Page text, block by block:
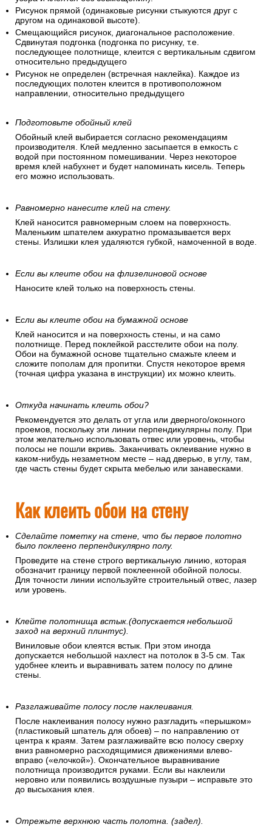
Рисунок прямой (одинаковые рисунки стыкуются друг с
другом на одинаковой высоте).
Смещающийся рисунок, диагональное расположение.
Сдвинутая подгонка (подгонка по рисунку, т.е.
последующее полотнище, клеится с вертикальным сдвигом
относительно предыдущего
Рисунок не определен (встречная наклейка). Каждое из
последующих полотен клеится в противоположном
направлении, относительно предыдущего
Подготовьте обойный клей
Обойный клей выбирается согласно рекомендациям
производителя. Клей медленно засыпается в емкость с
водой при постоянном помешивании. Через некоторое
время клей набухнет и будет напоминать кисель. Теперь
его можно использовать.
Равномерно нанесите клей на стену.
Клей наносится равномерным слоем на поверхность.
Маленьким шпателем аккуратно промазывается верх
стены. Излишки клея удаляются губкой, намоченной в воде.
Если вы клеите обои на флизелиновой основе
Наносите клей только на поверхность стены.
Если вы клеите обои на бумажной основе
Клей наносится и на поверхность стены, и на само
полотнище. Перед поклейкой расстелите обои на полу.
Обои на бумажной основе тщательно смажьте клеем и
сложите пополам для пропитки. Спустя некоторое время
(точная цифра указана в инструкции) их можно клеить.
Откуда начинать клеить обои?
Рекомендуется это делать от угла или дверного/оконного
проемов, поскольку эти линии перпендикулярны полу. При
этом желательно использовать отвес или уровень, чтобы
полосы не пошли вкривь. Заканчивать оклеивание нужно в
каком-нибудь незаметном месте – над дверью, в углу, там,
где часть стены будет скрыта мебелью или занавесками.
Как клеить обои на стену
Сделайте пометку на стене, что бы первое полотно
было поклеено перпендикулярно полу.
Проведите на стене строго вертикальную линию, которая
обозначит границу первой поклеенной обойной полосы.
Для точности линии используйте строительный отвес, лазер
или уровень.
Клейте полотнища встык.(допускается небольшой
заход на верхний плинтус).
Виниловые обои клеятся встык. При этом иногда
допускается небольшой нахлест на потолок в 3-5 см. Так
удобнее клеить и выравнивать затем полосу по длине
стены.
Разглаживайте полосу после наклеивания.
После наклеивания полосу нужно разгладить «перышком»
(пластиковый шпатель для обоев) – по направлению от
центра к краям. Затем разглаживайте всю полосу сверху
вниз равномерно расходящимися движениями влево-
вправо («елочкой»). Окончательное выравнивание
полотнища производится руками. Если вы наклеили
неровно или появились воздушные пузыри – исправьте это
до высыхания клея.
Отрежьте верхнюю часть полотна. (задел).